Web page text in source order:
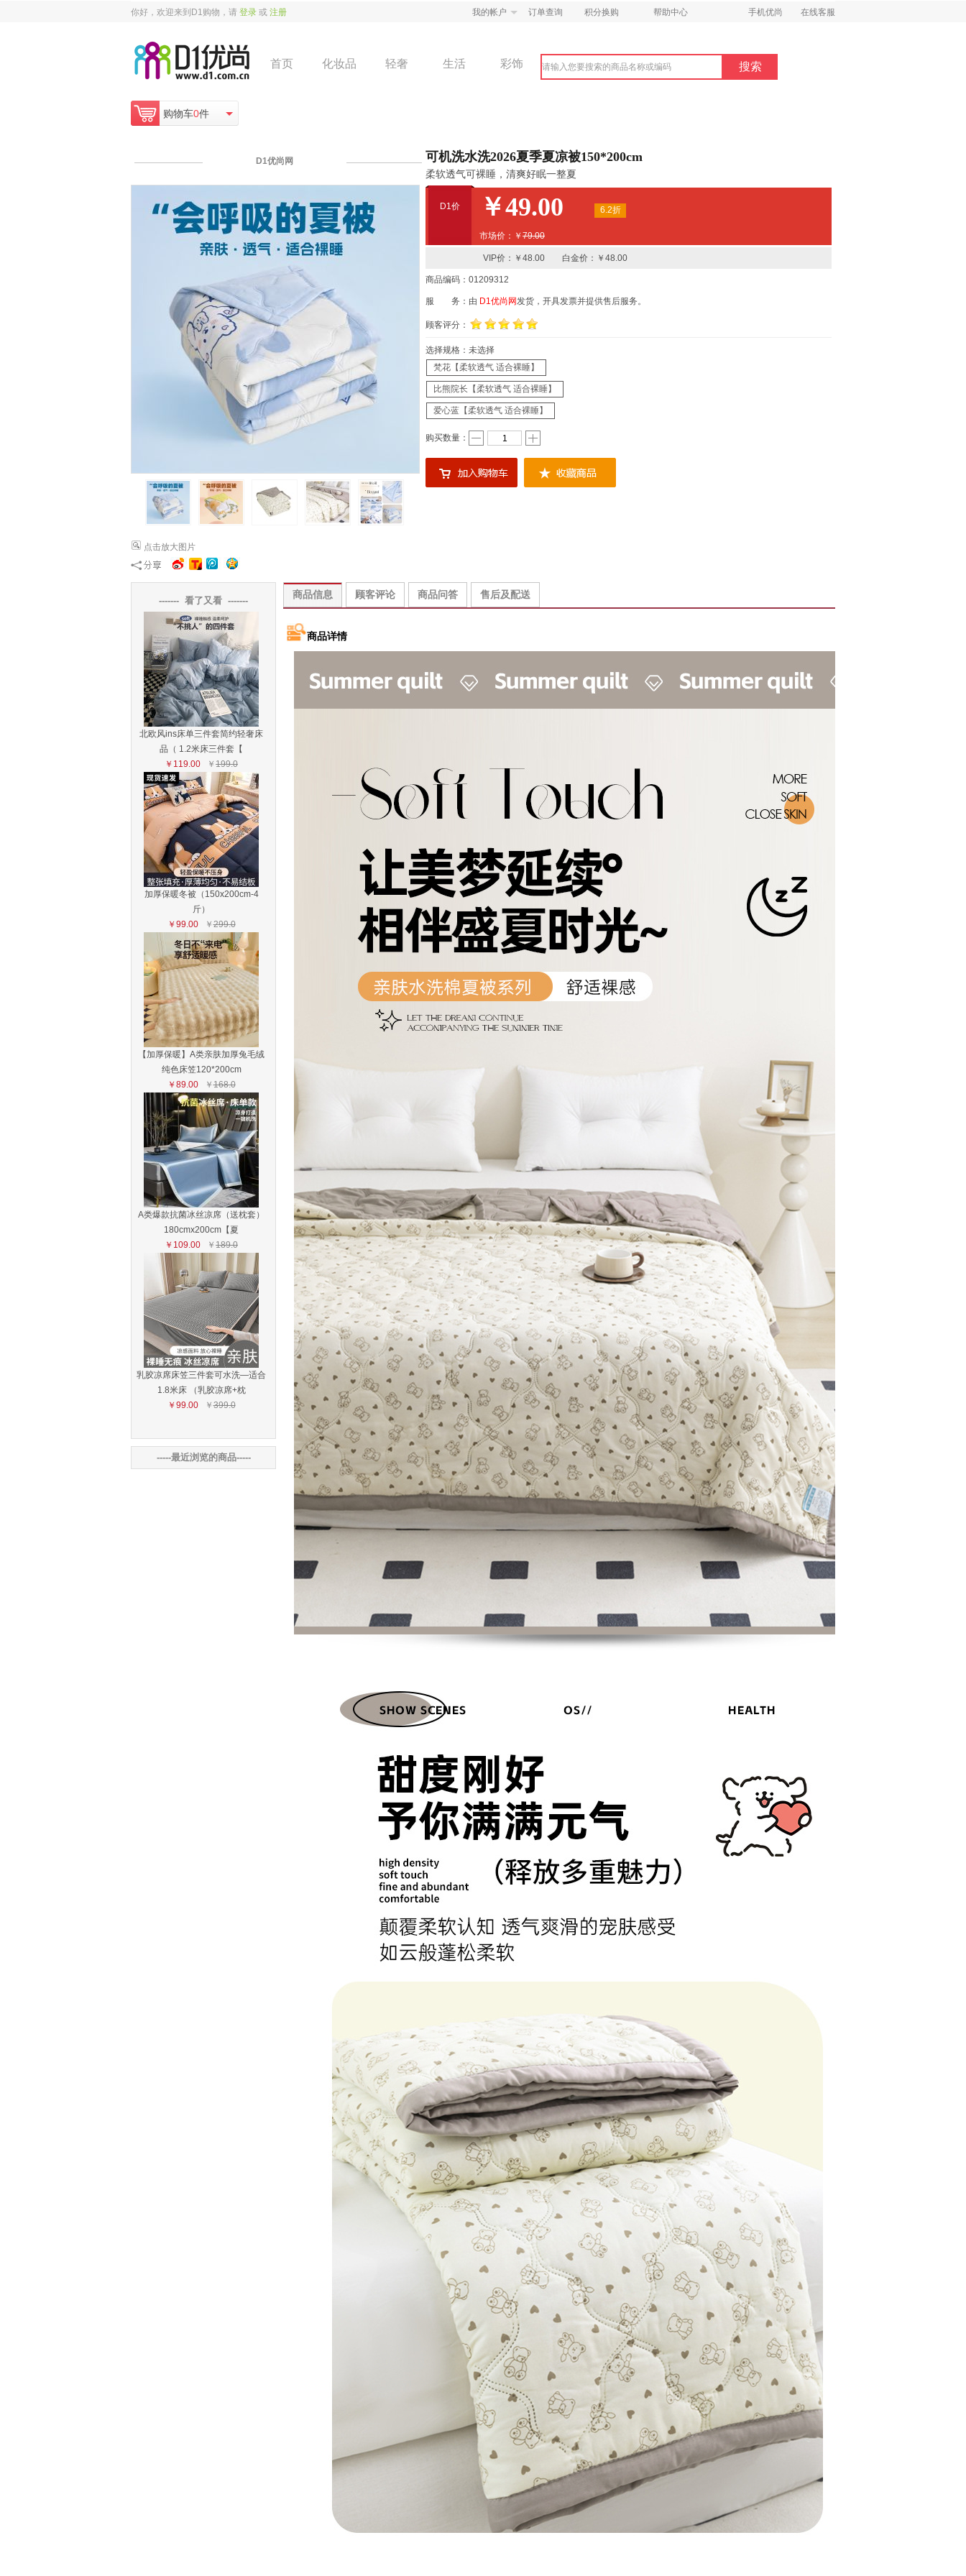
你好，欢迎来到D1购物，请 登录 或 注册 我的帐户 订单查询 积分换购 帮助中心 在线客服
手机优尚
首页 化妆品 轻奢 生活 彩饰
购物车0件
D1优尚网
点击放大图片
可机洗水洗2026夏季夏凉被150*200cm
柔软透气可裸睡，清爽好眠一整夏
￥49.00 6.2折
市场价：￥ 79.00
D1价
VIP价：￥48.00 白金价：￥48.00
商品编码：01209312
服 务：由 D1优尚网发货，开具发票并提供售后服务。
顾客评分：
选择规格： 未选择
梵花【柔软透气 适合裸睡】
比熊院长【柔软透气 适合裸睡】
爱心蓝【柔软透气 适合裸睡】
购买数量：
商品信息 顾客评论 商品问答 售后及配送
商品详情
------- 看了又看 -------
北欧风ins床单三件套简约轻奢床
品（ 1.2米床三件套【
￥119.00
￥ 199.0
加厚保暖冬被（150x200cm-4
斤）
￥99.00
￥299.0
【加厚保暖】A类亲肤加厚兔毛绒
纯色床笠120*200cm
￥89.00
￥168.0
A类爆款抗菌冰丝凉席（送枕套）
180cmx200cm【夏
￥109.00
￥ 189.0
乳胶凉席床笠三件套可水洗—适合
1.8米床 （乳胶凉席+枕
￥99.00
￥399.0
-----最近浏览的商品-----